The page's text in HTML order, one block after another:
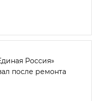
Россия»
после ремонта